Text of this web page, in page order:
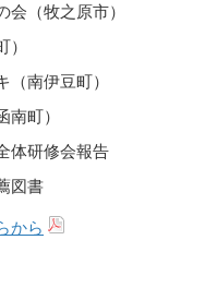
会（牧之原市）
南伊豆町）
南町）
体研修会報告
図書
から